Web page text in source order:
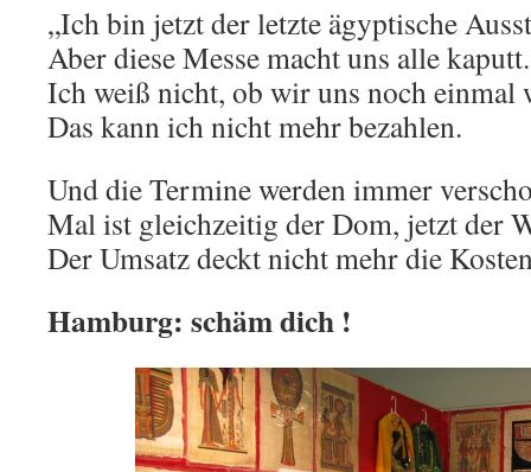
„Ich bin jetzt der letzte ägyptische
Aber diese Messe macht uns alle kaputt.
Ich weiß nicht, ob wir uns noch einmal
Das kann ich nicht mehr bezahlen.
Und die Termine werden immer
Mal ist gleichzeitig der Dom, jetzt der
Der Umsatz deckt nicht mehr die
Hamburg: schäm dich !